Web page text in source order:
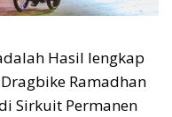
Hasil lengkap
Ramadhan
Sirkuit Permanen